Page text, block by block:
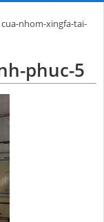
nhom-xingfa-tai-
phuc-5